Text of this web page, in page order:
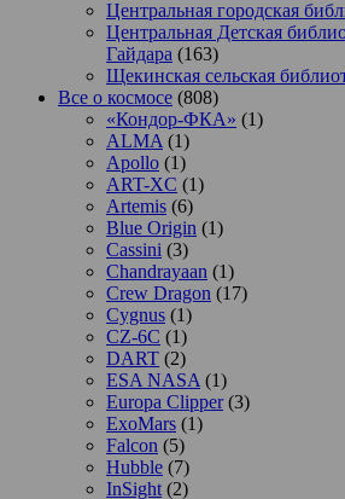
Центральная городская
Центральная Детская
Гайдара (163)
Щекинская сельская
Все о космосе (808)
«Кондор-ФКА» (1)
ALMA (1)
Apollo (1)
ART-XC (1)
Artemis (6)
Blue Origin (1)
Cassini (3)
Chandrayaan (1)
Crew Dragon (17)
Cygnus (1)
CZ-6C (1)
DART (2)
ESA NASA (1)
Europa Clipper(3)
ExoMars (1)
Falcon (5)
Hubble (7)
InSight (2)